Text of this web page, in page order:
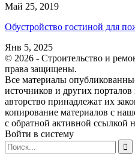
Май 25, 2019
Обустройство гостиной для
Янв 5, 2025
© 2026 - Строительство и
права защищены.
Все материалы
источников и других порталов
авторство принадлежат их
копирование материалов с
с обратной активной ссылкой
Войти в систему